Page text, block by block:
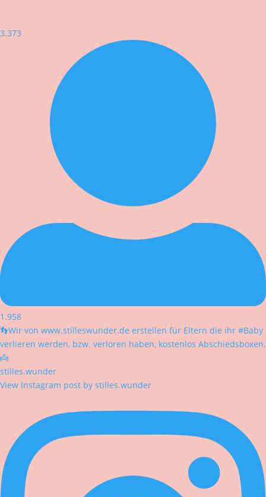
3.373
1.958
👣Wir von www.stilleswunder.de erstellen für Eltern die ihr #Baby
verlieren werden, bzw. verloren haben, kostenlos Abschiedsboxen.
👼
stilles.wunder
View Instagram post by stilles.wunder